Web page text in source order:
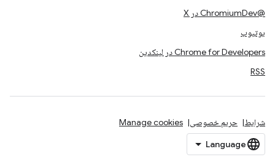
@ChromiumDev در X
یوتیوب
Chrome for Developers در لینکدین
RSS
شرایط حریم خصوصی Manage cookies